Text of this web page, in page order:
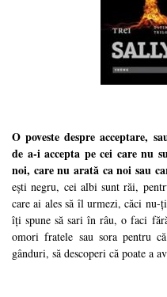
O poveste despre acceptare,
de a-i accepta pe cei care nu
noi, care nu arată ca noi sau
ești negru, cei albi sunt răi,
care ai ales să îl urmezi, căci
îți spune să sari în râu, o faci
omori fratele sau sora pentru
gânduri, să descoperi că poate a